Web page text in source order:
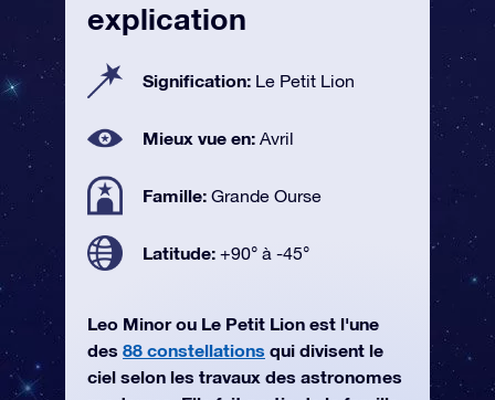
explication
Signification: Le Petit Lion
Mieux vue en: Avril
Famille: Grande Ourse
Latitude: +90° à -45°
Leo Minor ou Le Petit Lion est l'une
des 88 constellations qui divisent le
ciel selon les travaux des astronomes